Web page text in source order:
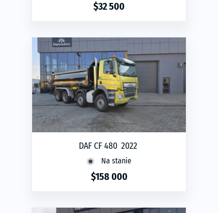
$32 500
DAF CF 480 2022
Na stanie
$158 000